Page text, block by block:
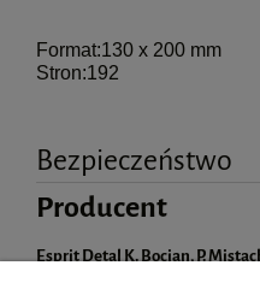
Format:130 x 200 mm
Stron:192
Bezpieczeństwo
Producent
Esprit Detal K. Bocian, P.